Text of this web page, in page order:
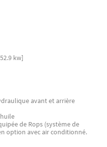
kw]
avant et arrière
de Rops (système de
option avec air conditionné.